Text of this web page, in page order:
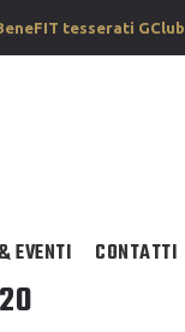
tesserati GClub
EVENTI CONTATTI